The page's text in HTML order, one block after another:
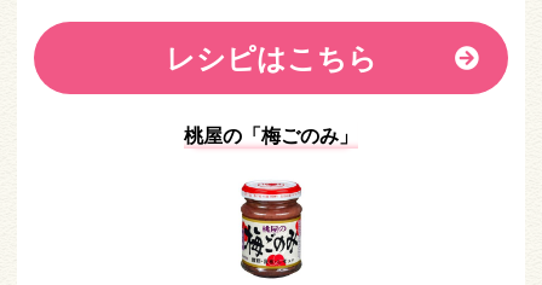
レシピはこちら
桃屋の「梅ごのみ」